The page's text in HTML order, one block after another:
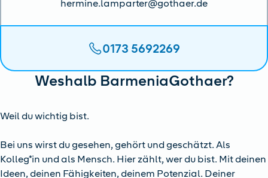
hermine.lamparter@gothaer.de
0173 5692269
Weshalb BarmeniaGothaer?
Weil du wichtig bist.
Bei uns wirst du gesehen, gehört und geschätzt. Als
Kolleg*in und als Mensch. Hier zählt, wer du bist. Mit deinen
Ideen, deinen Fähigkeiten, deinem Potenzial. Deiner